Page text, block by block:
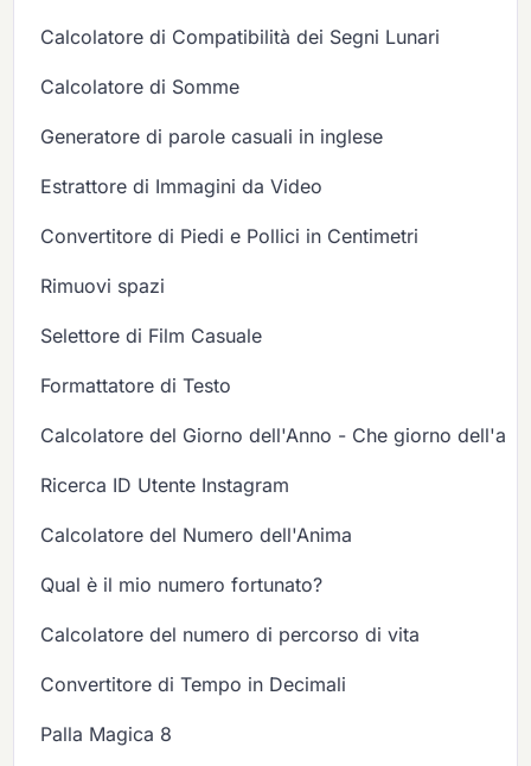
Calcolatore di Compatibilità dei Segni Lunari
Calcolatore di Somme
Generatore di parole casuali in inglese
Estrattore di Immagini da Video
Convertitore di Piedi e Pollici in Centimetri
Rimuovi spazi
Selettore di Film Casuale
Formattatore di Testo
Calcolatore del Giorno dell'Anno - Che giorno
Ricerca ID Utente Instagram
Calcolatore del Numero dell'Anima
Qual è il mio numero fortunato?
Calcolatore del numero di percorso di vita
Convertitore di Tempo in Decimali
Palla Magica 8